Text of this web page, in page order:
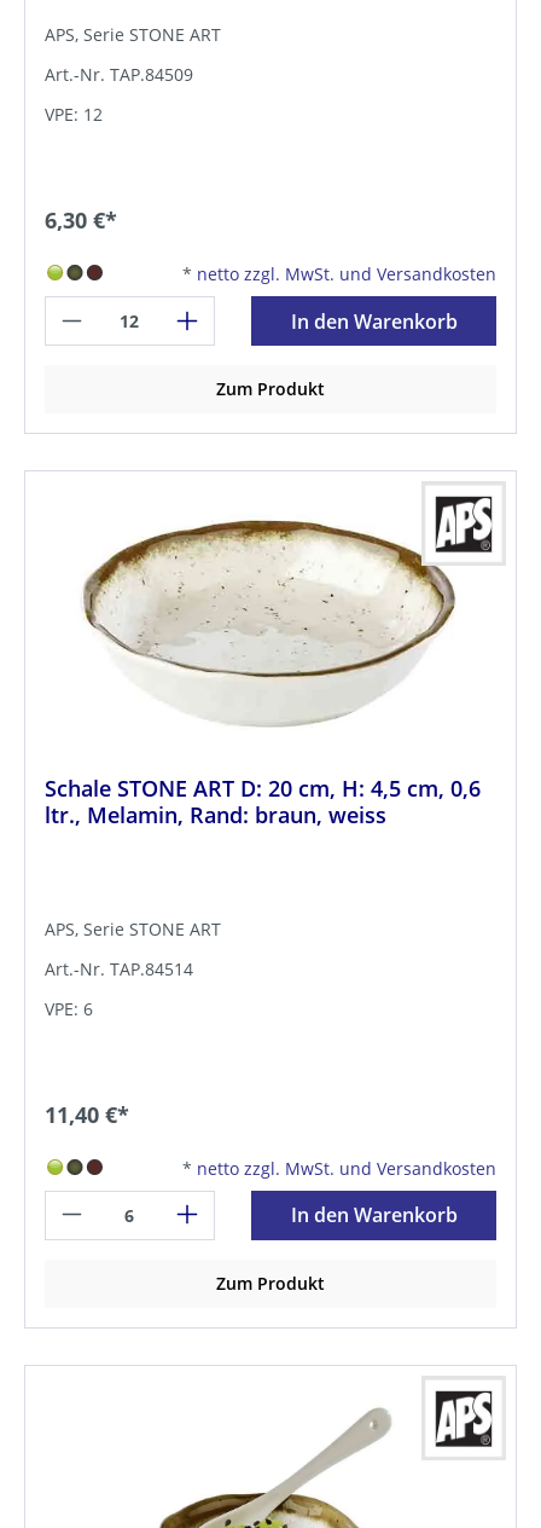
APS, Serie STONE ART
Art.-Nr. TAP.84509
VPE: 12
6,30 €*
* netto zzgl. MwSt. und Versandkosten
In den Warenkorb
Zum Produkt
Schale STONE ART D: 20 cm, H: 4,5 cm, 0,6
ltr., Melamin, Rand: braun, weiss
APS, Serie STONE ART
Art.-Nr. TAP.84514
VPE: 6
11,40 €*
* netto zzgl. MwSt. und Versandkosten
In den Warenkorb
Zum Produkt